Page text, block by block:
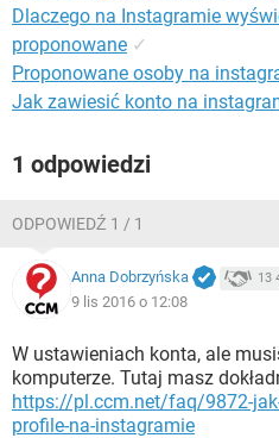
Dlaczego na Instagramie
proponowane ✓
Proponowane osoby na
Jak zawiesić konto na
1 odpowiedzi
ODPOWIEDŹ 1 / 1
Anna Dobrzyńska 13
9 lis 2016 o 12:08
W ustawieniach konta, ale
komputerze. Tutaj masz
https://pl.ccm.net/faq/9872-
profile-na-instagramie